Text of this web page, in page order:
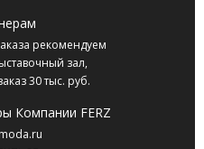
рекомендуем
зал,
30 тыс. руб.
Компании FERZ